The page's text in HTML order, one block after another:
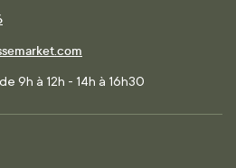
9h à 12h - 14h à 16h30